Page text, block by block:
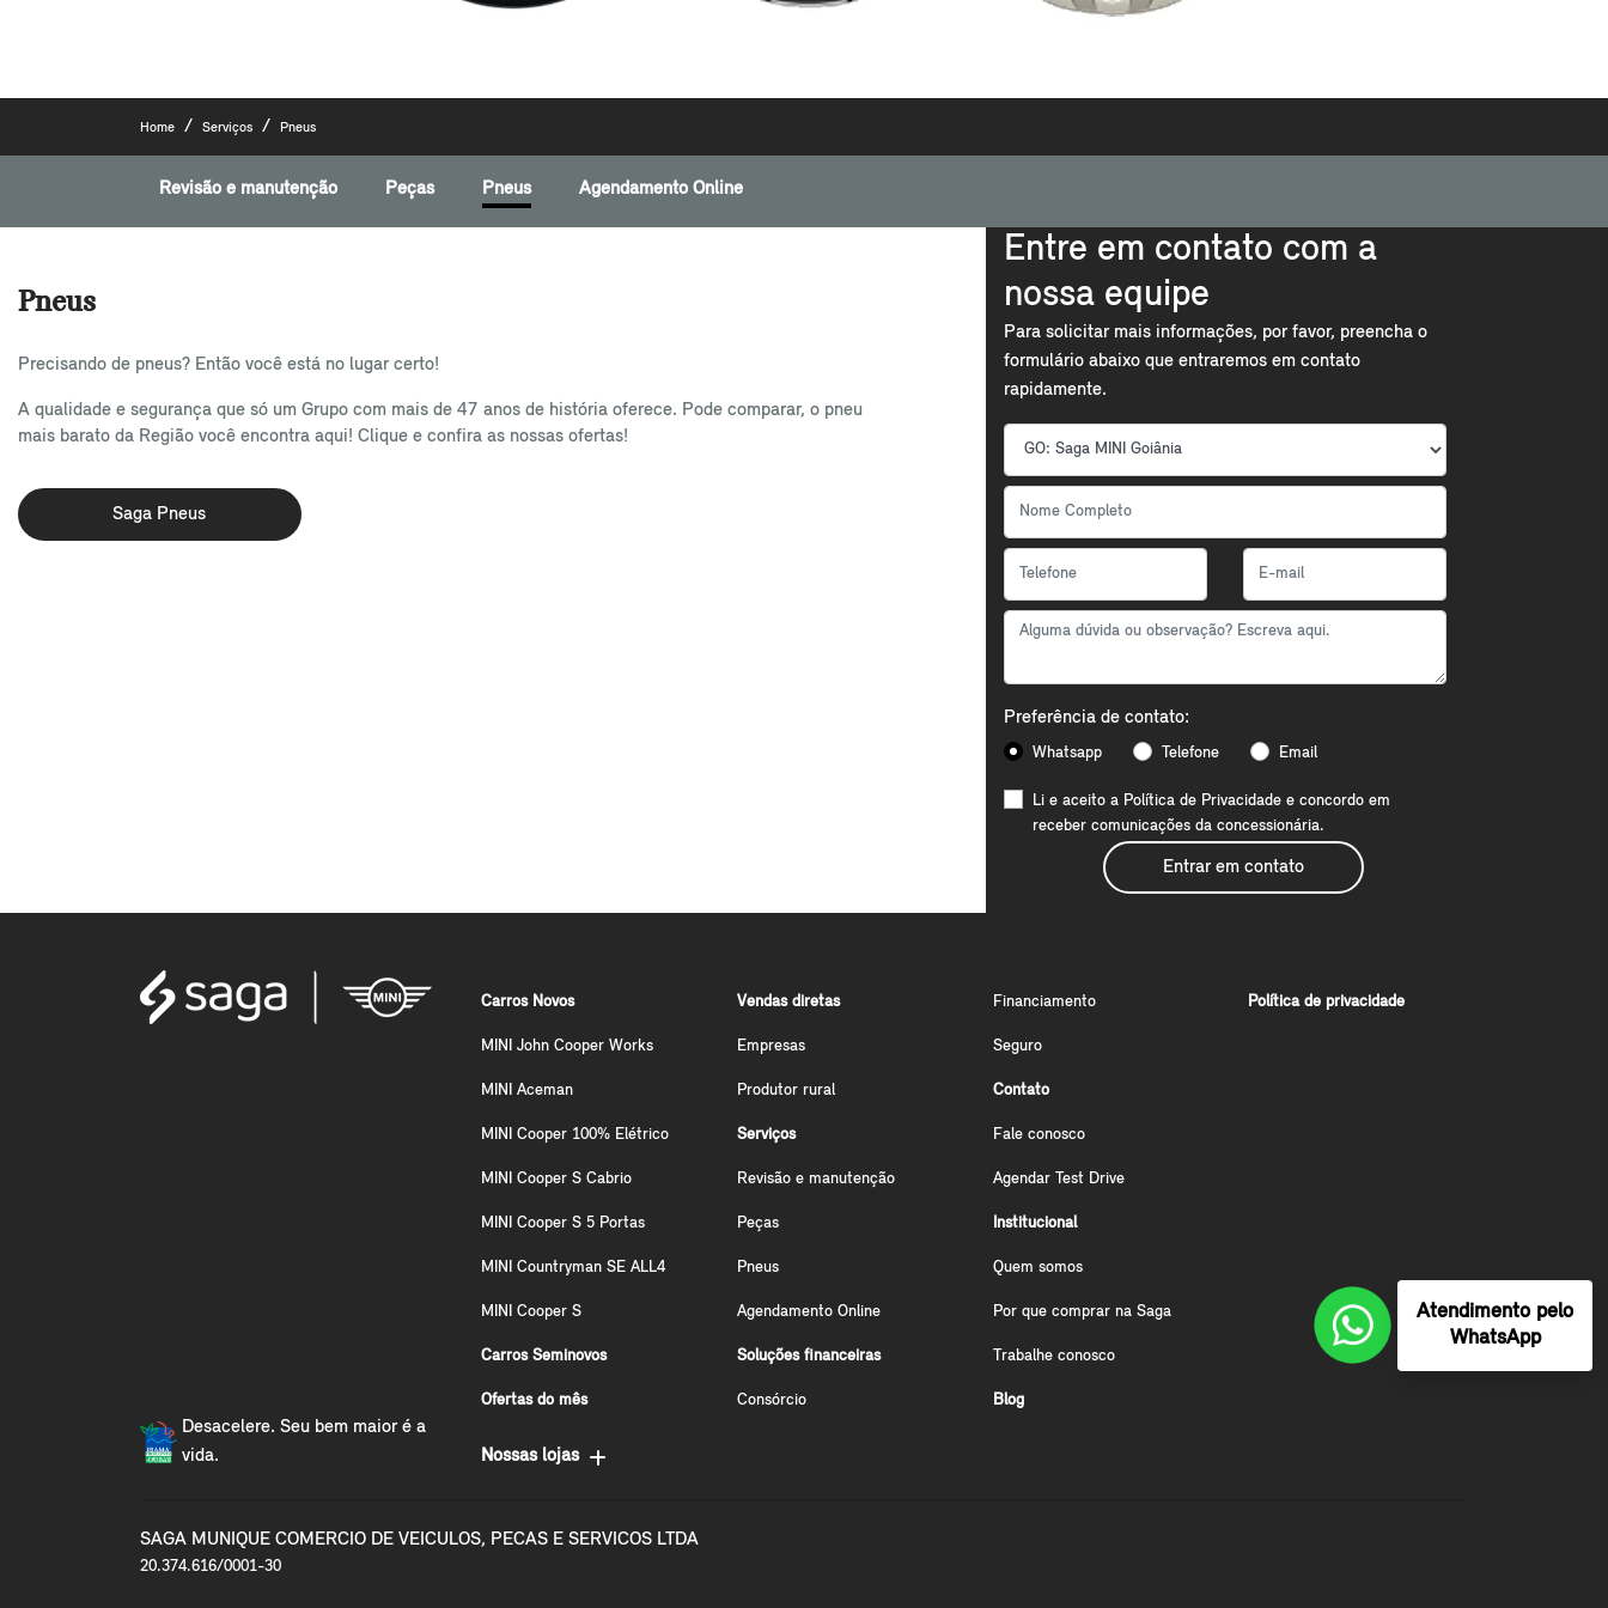
Home Serviços Pneus
Revisão e manutenção Peças Pneus Agendamento Online
Pneus
Precisando de pneus? Então você está no lugar certo!
A qualidade e segurança que só um Grupo com mais de 47 anos de história oferece. Pode comparar, o pneu
mais barato da Região você encontra aqui! Clique e confira as nossas ofertas!
Saga Pneus
Entre em contato com a
nossa equipe
Para solicitar mais informações, por favor, preencha o
formulário abaixo que entraremos em contato
rapidamente.
Preferência de contato:
Whatsapp Telefone Email
Li e aceito a Política de Privacidadee concordo em
receber comunicações da concessionária.
Entrar em contato
Desacelere. Seu bem maior é a
vida.
Carros Novos
MINI John Cooper Works
MINI Aceman
MINI Cooper 100% Elétrico
MINI Cooper S Cabrio
MINI Cooper S 5 Portas
MINI Countryman SE ALL4
MINI Cooper S
Carros Seminovos
Ofertas do mês
Vendas diretas
Empresas
Produtor rural
Serviços
Revisão e manutenção
Peças
Pneus
Agendamento Online
Soluções financeiras
Consórcio
Financiamento
Seguro
Contato
Fale conosco
Agendar Test Drive
Institucional
Quem somos
Por que comprar na Saga
Trabalhe conosco
Blog
Política de privacidade
Nossas lojas
SAGA MUNIQUE COMERCIO DE VEICULOS, PECAS E SERVICOS LTDA
20.374.616/0001-30
Atendimento pelo
WhatsApp